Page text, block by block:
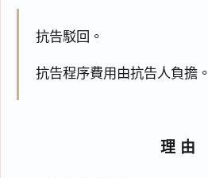
抗告駁回。
抗告程序費用由抗告人負擔。
理由